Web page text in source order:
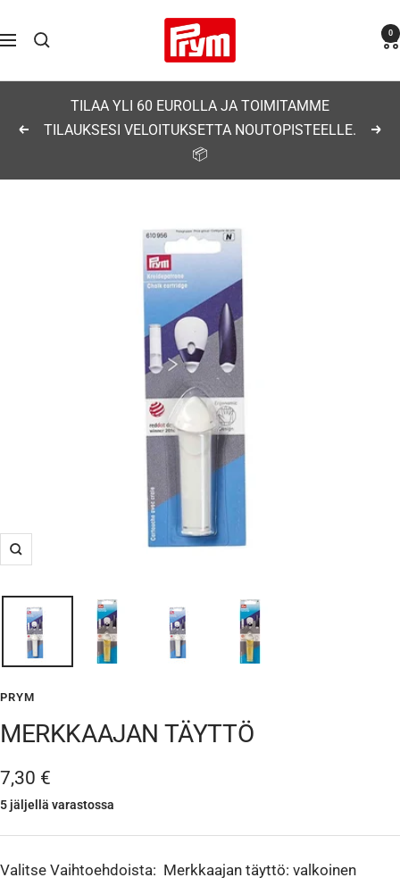
sisältöön
Navigaatio
Prym 0
Edellinen
TILAA YLI 60 EUROLLA JA TOIMITAMME
TILAUKSESI VELOITUKSETTA NOUTOPISTEELLE.
📦
Suurenna
PRYM
MERKKAAJAN TÄYTTÖ
Alennushinta
7,30 €
5 jäljellä varastossa
Valitse Vaihtoehdoista: Merkkaajan täyttö: valkoinen